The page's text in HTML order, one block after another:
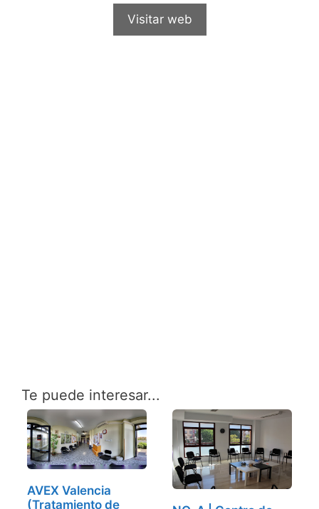
Visitar web
Te puede interesar...
AVEX Valencia
(Tratamiento de